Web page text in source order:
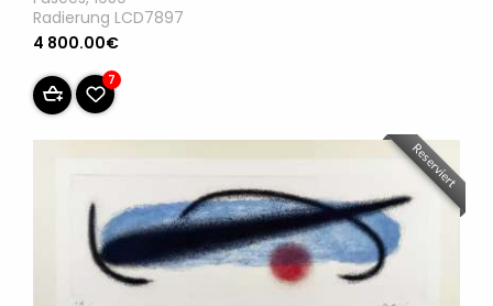
Radierung LCD7897
4 800.00€
7
Reserviert